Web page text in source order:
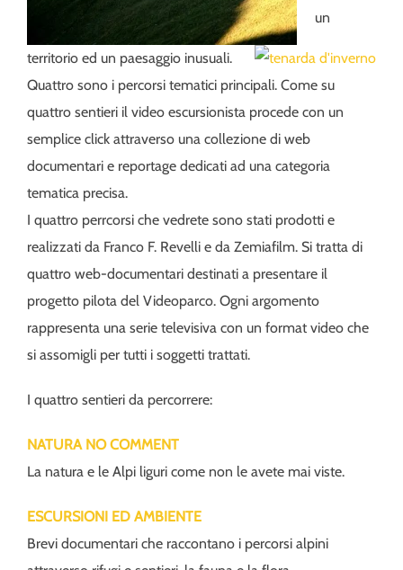
un
territorio ed un paesaggio inusuali.
Quattro sono i percorsi tematici principali. Come su
quattro sentieri il video escursionista procede con un
semplice click attraverso una collezione di web
documentari e reportage dedicati ad una categoria
tematica precisa.
I quattro perrcorsi che vedrete sono stati prodotti e
realizzati da Franco F. Revelli e da Zemiafilm. Si tratta di
quattro web-documentari destinati a presentare il
progetto pilota del Videoparco. Ogni argomento
rappresenta una serie televisiva con un format video che
si assomigli per tutti i soggetti trattati.
I quattro sentieri da percorrere:
NATURA NO COMMENT
La natura e le Alpi liguri come non le avete mai viste.
ESCURSIONI ED AMBIENTE
Brevi documentari che raccontano i percorsi alpini